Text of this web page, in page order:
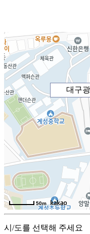
대구
50m
시/도를 선택해 주세요